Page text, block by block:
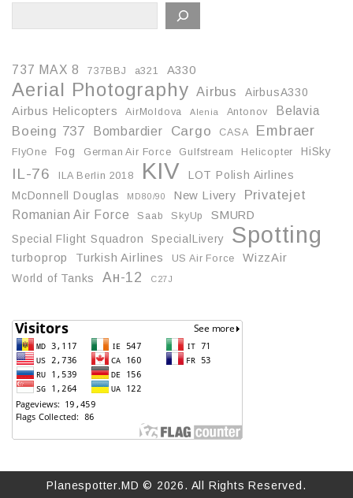
737 MAX 8 737BBJ a321 A330
Aerial Photography Airbus
AirbusA330
Airbus Helicopters
AirMoldova Alenia Antonov Belavia
Boeing 737 Bombardier Cargo CASA Embraer
FlyOne Fog German Air Force Gulfstream Helicopter HiSky
IL-76 ILA Berlin 2018 KIV
LOT Polish Airlines
McDonnell Douglas
MD80/90 New Livery Privatejet
Romanian Air Force Saab SkyUp
SMURD
Special Flight Squadron
SpecialLivery Spotting
turboprop Turkish Airlines US Air Force
WizzAir
World of Tanks
Ан-12 С27J
Planespotter.MD © 2026. All Rights Reserved.